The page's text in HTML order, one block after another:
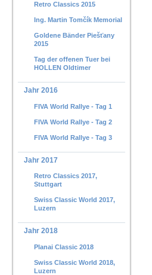
Retro Classics 2015
Ing. Martin Tomčík Memorial
Goldene Bänder Piešťany
2015
Tag der offenen Tuer bei
HOLLEN Oldtimer
Jahr 2016
FIVA World Rallye - Tag 1
FIVA World Rallye - Tag 2
FIVA World Rallye - Tag 3
Jahr 2017
Retro Classics 2017,
Stuttgart
Swiss Classic World 2017,
Luzern
Jahr 2018
Planai Classic 2018
Swiss Classic World 2018,
Luzern